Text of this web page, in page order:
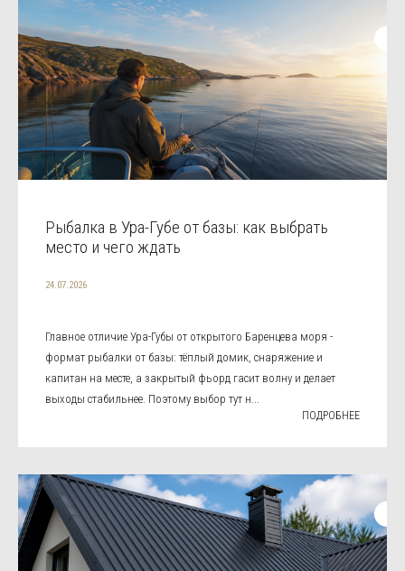
Рыбалка в Ура-Губе от базы: как выбрать
место и чего ждать
24.07.2026
Главное отличие Ура-Губы от открытого Баренцева моря -
формат рыбалки от базы: тёплый домик, снаряжение и
капитан на месте, а закрытый фьорд гасит волну и делает
выходы стабильнее. Поэтому выбор тут н...
ПОДРОБНЕЕ